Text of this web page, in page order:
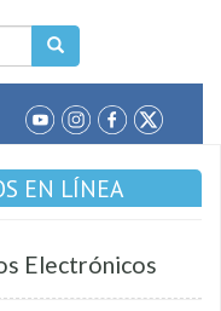
EN LÍNEA
Electrónicos